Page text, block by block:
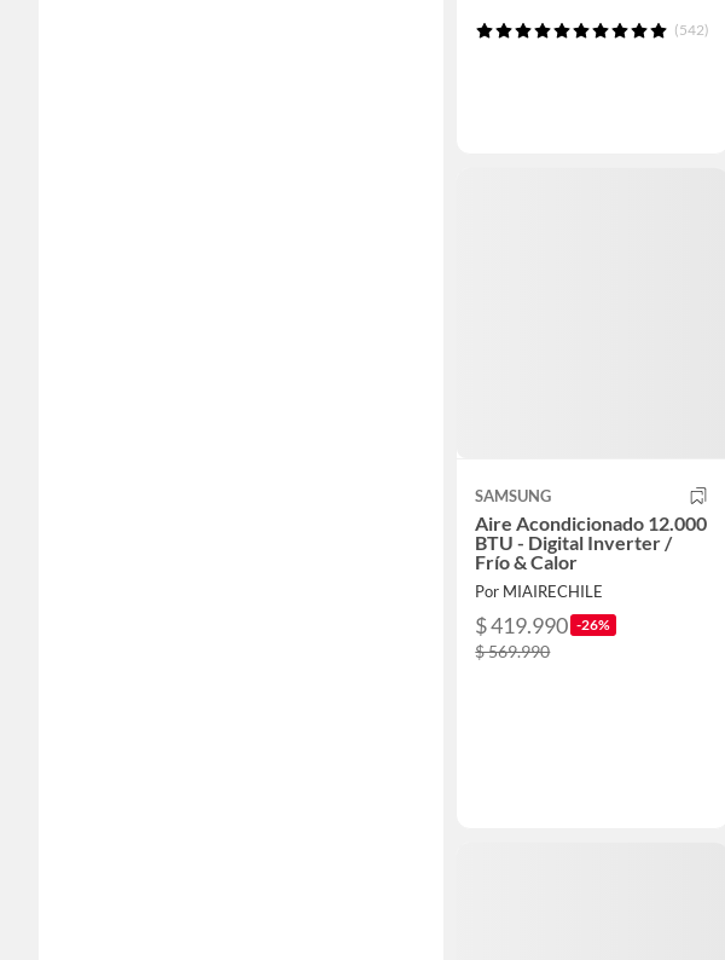
(542)
SAMSUNG
Aire Acondicionado 12.000
BTU - Digital Inverter /
Frío & Calor
Por MIAIRECHILE
$ 419.990 -26%
$ 569.990